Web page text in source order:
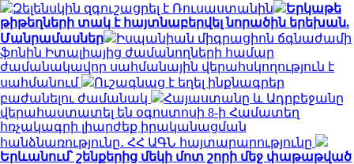
Զելենսկին զգուշացրել է Ռուսաստանին
Երկաթե
թիթեղների տակ է հայտնաբերվել նորածին երեխան.
Մանրամասներ
Իսպանիան միգրացիոն ճգնաժամի
ֆոնին Իտալիայից ժամանողների համար
ժամանակավոր սահմանային վերահսկողություն է
սահմանում
Ուշագնաց է եղել ինքնագրեր
բաժանելու ժամանակ
Հայաստանը և Ադրբեջանը
վերահաստատել են օգոստոսի 8-ի Համատեղ
հռչակագրի լիարժեք իրականացման
հանձնառությունը․ ՀՀ ԱԳՆ հայտարարությունը
Երևանում՝ շենքերից մեկի մոտ շորի մեջ փաթաթված